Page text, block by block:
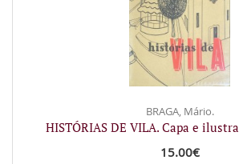
BRAGA, Mário.
HISTÓRIAS DE VILA. Capa e
15.00€